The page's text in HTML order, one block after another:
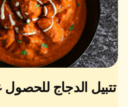
تتبيل الدجاج